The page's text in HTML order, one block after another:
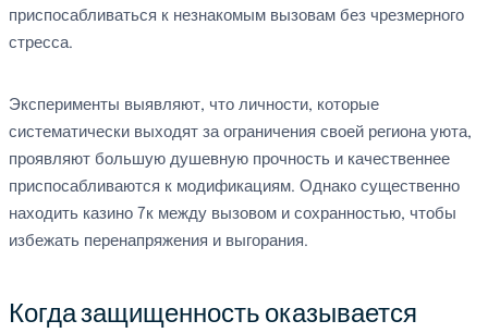
приспосабливаться к незнакомым вызовам без чрезмерного
стресса.
Эксперименты выявляют, что личности, которые
систематически выходят за ограничения своей региона уюта,
проявляют большую душевную прочность и качественнее
приспосабливаются к модификациям. Однако существенно
находить казино 7к между вызовом и сохранностью, чтобы
избежать перенапряжения и выгорания.
Когда защищенность оказывается